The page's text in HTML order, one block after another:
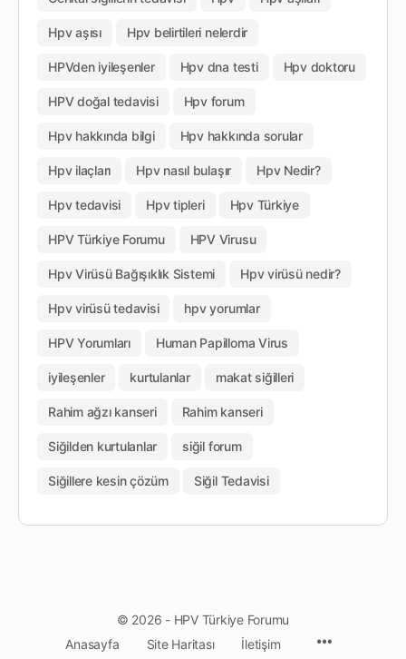
Hpv aşısı Hpv belirtileri nelerdir
HPVden iyileşenler Hpv dna testi Hpv doktoru
HPV doğal tedavisi Hpv forum
Hpv hakkında bilgi Hpv hakkında sorular
Hpv ilaçları Hpv nasıl bulaşır Hpv Nedir?
Hpv tedavisi Hpv tipleri Hpv Türkiye
HPV Türkiye Forumu HPV Virusu
Hpv Virüsü Bağışıklık Sistemi Hpv virüsü nedir?
Hpv virüsü tedavisi hpv yorumlar
HPV Yorumları Human Papilloma Virus
iyileşenler kurtulanlar makat siğilleri
Rahim ağzı kanseri Rahim kanseri
Siğilden kurtulanlar siğil forum
Siğillere kesin çözüm Siğil Tedavisi
© 2026 - HPV Türkiye Forumu
Anasayfa
Site Haritası İletişim